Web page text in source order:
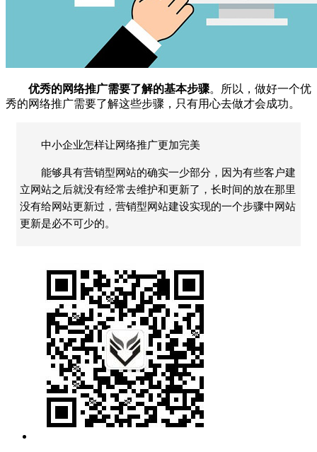
优秀的网络推广需要了解的基本步骤。所以，做好一个优
秀的网络推广需要了解这些步骤，只有用心去做才会成功。
中小企业怎样让网络推广更加完美
能够具有营销型网站的确实一少部分，因为有些客户建
立网站之后就没有经常去维护和更新了，长时间的放在那里
没有给网站更新过，营销型网站建设实现的一个步骤中网站
更新是必不可少的。